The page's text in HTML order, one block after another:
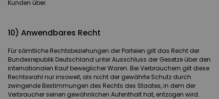
Kunden über.
10) Anwendbares Recht
Für sämtliche Rechtsbeziehungen der Parteien gilt das Recht der
Bundesrepublik Deutschland unter Ausschluss der Gesetze über den
internationalen Kauf beweglicher Waren. Bei Verbrauchern gilt diese
Rechtswahl nur insoweit, als nicht der gewährte Schutz durch
zwingende Bestimmungen des Rechts des Staates, in dem der
Verbraucher seinen gewöhnlichen Aufenthalt hat, entzogen wird.